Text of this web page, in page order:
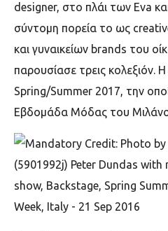
designer, στο πλάι των Eva
σύντομη πορεία το ως
και γυναικείων brands του
παρουσίασε τρεις κολεξιόν.
Spring/Summer 2017, την
Εβδομάδα Μόδας του